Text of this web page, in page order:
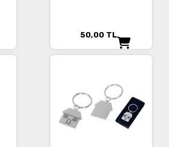
50,00 TL